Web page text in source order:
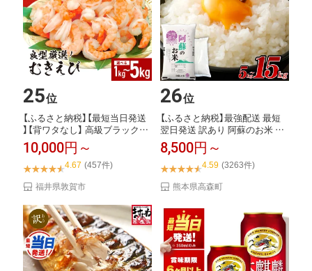
25位
【ふるさと納税】【最短当日発送
】【背ワタなし】 高級ブラックタ
イガー （...
10,000円～
4.67 (457件)
福井県敦賀市
26位
【ふるさと納税】最強配送 最短
翌日発送 訳あり 阿蘇のお米 選
べる 容量 ...
8,500円～
4.59 (3263件)
熊本県高森町